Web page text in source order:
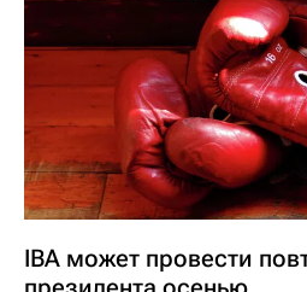
IBA может провести